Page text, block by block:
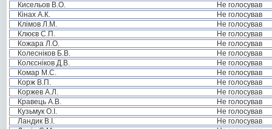
Кисельов В.О.
Не голосував
Кінах А.К.
Не голосував
Клімов Л.М.
Не голосував
Клюєв С.П.
Не голосував
Кожара Л.О.
Не голосував
Колесніков Б.В.
Не голосував
Колєсніков Д.В.
Не голосував
Комар М.С.
Не голосував
Корж В.П.
Не голосував
Коржев А.Л.
Не голосував
Кравець А.В.
Не голосував
Кузьмук О.І.
Не голосував
Ландик В.І.
Не голосував